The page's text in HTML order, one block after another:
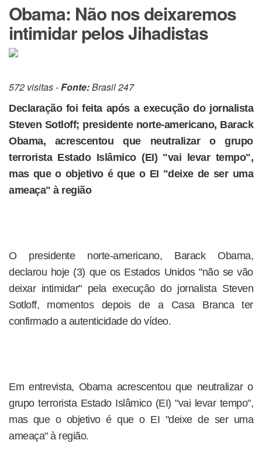
Obama: Não nos deixaremos
intimidar pelos Jihadistas
572 visitas -Fonte:Brasil 247
Declaração foi feita após a execução do jornalista
Steven Sotloff; presidente norte-americano, Barack
Obama, acrescentou que neutralizar o grupo
terrorista Estado Islâmico (EI) "vai levar tempo",
mas que o objetivo é que o EI "deixe de ser uma
ameaça" à região
O presidente norte-americano, Barack Obama,
declarou hoje (3) que os Estados Unidos "não se vão
deixar intimidar" pela execução do jornalista Steven
Sotloff, momentos depois de a Casa Branca ter
confirmado a autenticidade do vídeo.
Em entrevista, Obama acrescentou que neutralizar o
grupo terrorista Estado Islâmico (EI) "vai levar tempo",
mas que o objetivo é que o EI "deixe de ser uma
ameaça" à região.